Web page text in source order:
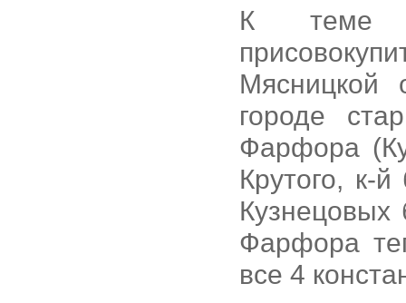
К теме
Мясницкой
городе
Фарфора
Крутого, к-
Фарфора
все 4